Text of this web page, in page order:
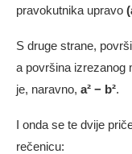
pravokutnika upravo
S druge strane,
a površina izrezanog
je, naravno, a² − b².
I onda se te dvije
rečenicu: